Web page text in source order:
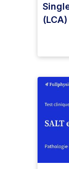
(LCA)